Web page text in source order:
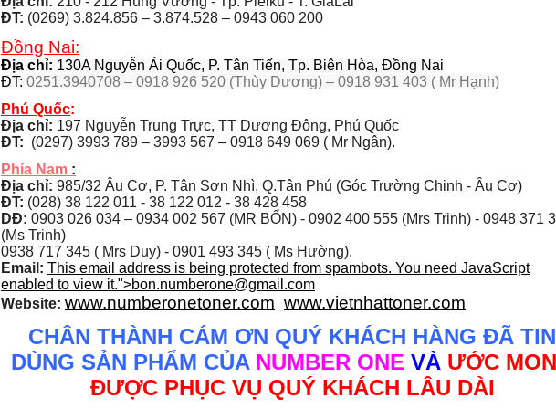
ĐT: (0269) 3.824.856 – 3.874.528 – 0943 060 200
Đồng Nai:
Địa chỉ: 130A Nguyễn Ái Quốc, P. Tân Tiến, Tp. Biên Hòa, Đồng Nai
ĐT: 0251.3940708 – 0918 926 520 (Thùy Dương) – 0918 931 403 ( Mr Hạnh)
Phú Quốc:
Địa chỉ: 197 Nguyễn Trung Trực, TT Dương Đông, Phú Quốc
ĐT: (0297) 3993 789 – 3993 567 – 0918 649 069 ( Mr Ngân).
Phía Nam :
Địa chỉ: 985/32 Âu Cơ, P. Tân Sơn Nhì, Q.Tân Phú (Góc Trường Chinh - Âu Cơ)
ĐT: (028) 38 122 011 - 38 122 012 - 38 428 458
DĐ: 0903 026 034 – 0934 002 567 (MR BỔN) - 0902 400 555 (Mrs Trinh) - 0948 371
(Ms Trinh)
0938 717 345 ( Mrs Duy) - 0901 493 345 ( Ms Hường).
Email: This email address is being protected from spambots. You need JavaScript
enabled to view it.">bon.numberone@gmail.com
Website: www.numberonetoner.com www.vietnhattoner.com
CHÂN THÀNH CÁM ƠN QUÝ KHÁCH HÀNG ĐÃ TIN
DÙNG SẢN PHẨM CỦA NUMBER ONE VÀ ƯỚC
ĐƯỢC PHỤC VỤ QUÝ KHÁCH LÂU DÀI